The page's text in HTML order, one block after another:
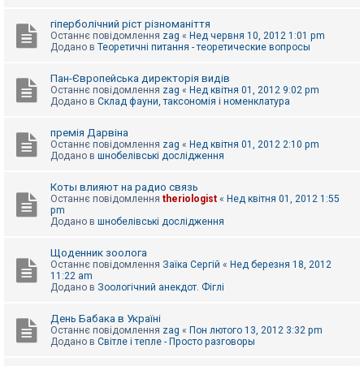
гіперболічний ріст різноманіття
Останнє повідомлення zag « Нед червня 10, 2012 1:01 pm
Додано в Теоретичні питання - теоретические вопросы
Пан-Європейська директорія видів
Останнє повідомлення zag « Нед квітня 01, 2012 9:02 pm
Додано в Склад фауни, таксономія і номенклатура
премія Дарвіна
Останнє повідомлення zag « Нед квітня 01, 2012 2:10 pm
Додано в шнобелівські дослідження
Коты влияют на радио связь
Останнє повідомлення theriologist « Нед квітня 01, 2012 1:55
pm
Додано в шнобелівські дослідження
Щоденник зоолога
Останнє повідомлення Заїка Сергій « Нед березня 18, 2012
11:22 am
Додано в Зоологічний анекдот. Фіглі
День Бабака в Україні
Останнє повідомлення zag « Пон лютого 13, 2012 3:32 pm
Додано в Світле і тепле - Просто разговоры